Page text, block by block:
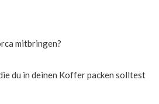
mitbringen?
du in deinen Koffer packen solltest